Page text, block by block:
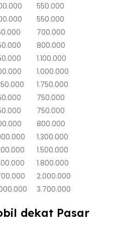
550.000
550.000
700.000
800.000
1.100.000
1.000.000
1.750.000
750.000
750.000
800.000
1.300.000
1.500.000
1.800.000
2.000.000
3.700.000
dekat Pasar